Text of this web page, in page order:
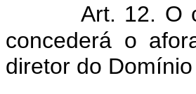
Art. 12. O
concederá o
diretor do